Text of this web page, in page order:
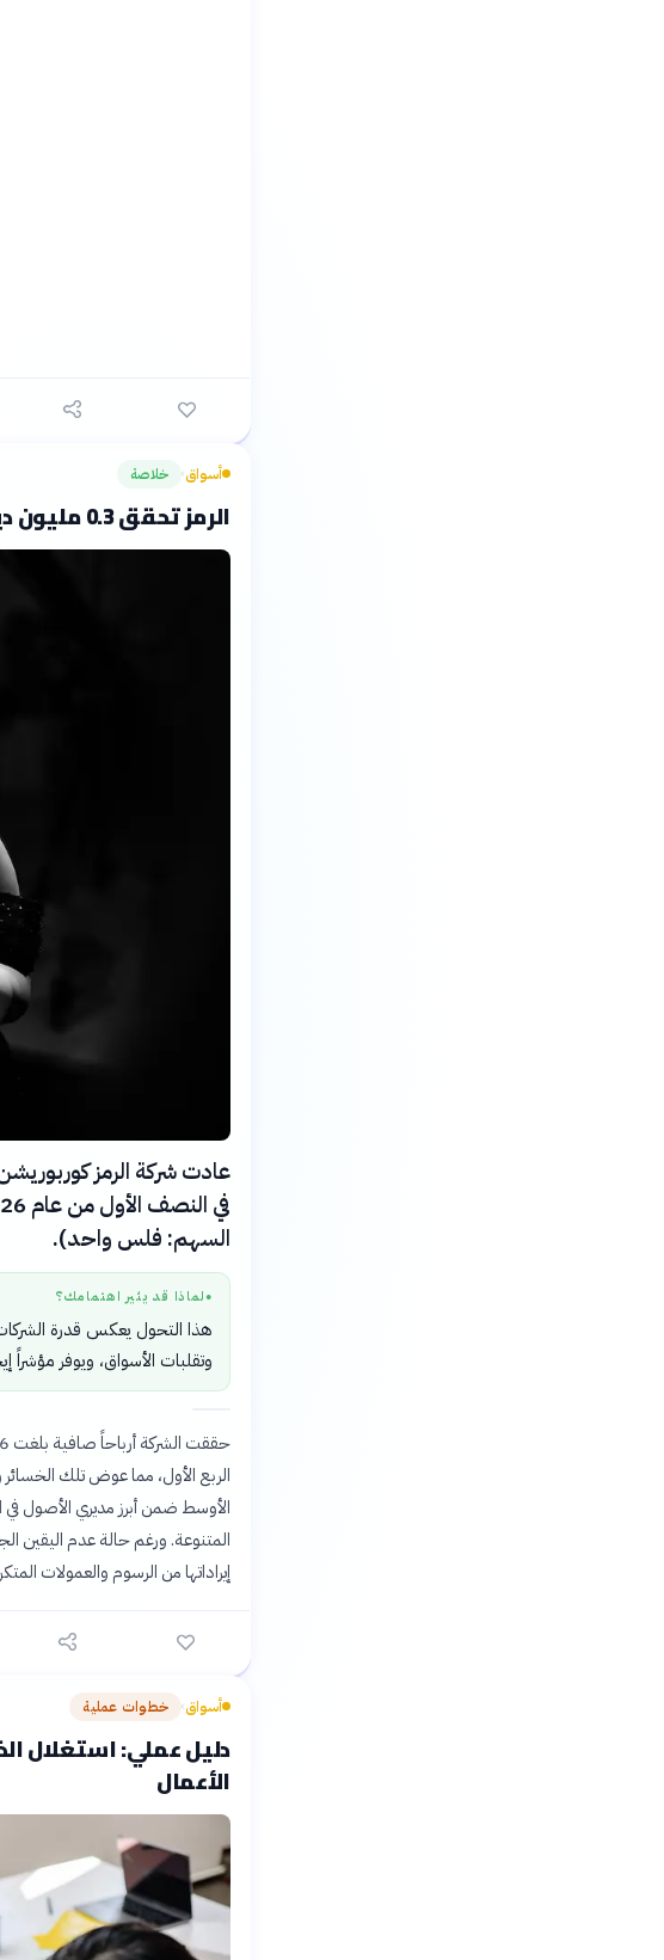
أسواق› خلاصة
الرمز تحقق 0.3 مليون دينار أرباحاً بالنصف الأول 2026
عادت شركة الرمز
السهم: فلس واحد).
● لماذا قد يثير اهتمامك؟
هذا التحول يعكس قدرة
وتقلبات الأسواق، ويوفر مؤشراً
الربع الأول، مما عوض تلك
المتنوعة. ورغم حالة عدم اليقين
إيراداتها من الرسوم والعمولات
أسواق› خطوات عملية
دليل عملي: استغلال
الأعمال